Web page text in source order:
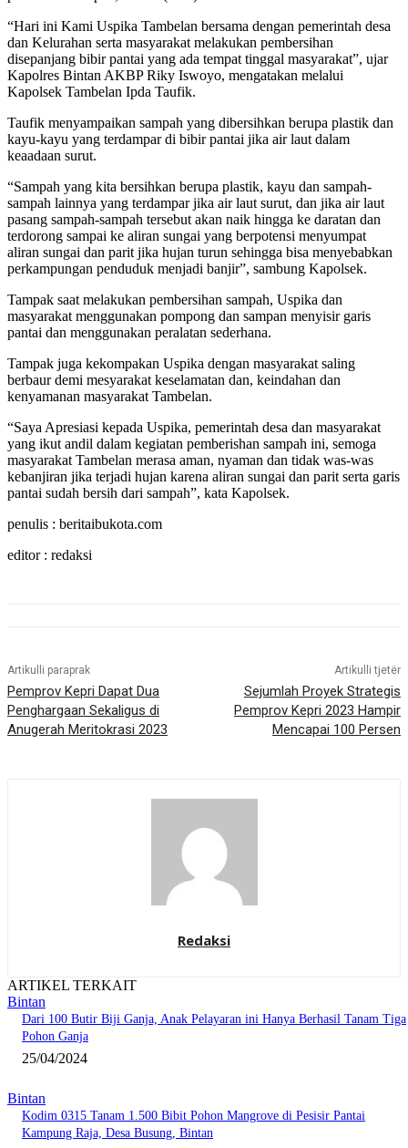
“Hari ini Kami Uspika Tambelan bersama dengan pemerintah desa
dan Kelurahan serta masyarakat melakukan pembersihan
disepanjang bibir pantai yang ada tempat tinggal masyarakat”, ujar
Kapolres Bintan AKBP Riky Iswoyo, mengatakan melalui
Kapolsek Tambelan Ipda Taufik.
Taufik menyampaikan sampah yang dibersihkan berupa plastik dan
kayu-kayu yang terdampar di bibir pantai jika air laut dalam
keaadaan surut.
“Sampah yang kita bersihkan berupa plastik, kayu dan sampah-
sampah lainnya yang terdampar jika air laut surut, dan jika air laut
pasang sampah-sampah tersebut akan naik hingga ke daratan dan
terdorong sampai ke aliran sungai yang berpotensi menyumpat
aliran sungai dan parit jika hujan turun sehingga bisa menyebabkan
perkampungan penduduk menjadi banjir”, sambung Kapolsek.
Tampak saat melakukan pembersihan sampah, Uspika dan
masyarakat menggunakan pompong dan sampan menyisir garis
pantai dan menggunakan peralatan sederhana.
Tampak juga kekompakan Uspika dengan masyarakat saling
berbaur demi mesyarakat keselamatan dan, keindahan dan
kenyamanan masyarakat Tambelan.
“Saya Apresiasi kepada Uspika, pemerintah desa dan masyarakat
yang ikut andil dalam kegiatan pemberishan sampah ini, semoga
masyarakat Tambelan merasa aman, nyaman dan tidak was-was
kebanjiran jika terjadi hujan karena aliran sungai dan parit serta garis
pantai sudah bersih dari sampah”, kata Kapolsek.
penulis : beritaibukota.com
editor : redaksi
Artikulli paraprak
Pemprov Kepri Dapat Dua
Penghargaan Sekaligus di
Anugerah Meritokrasi 2023
Artikulli tjetër
Sejumlah Proyek Strategis
Pemprov Kepri 2023 Hampir
Mencapai 100 Persen
Redaksi
ARTIKEL TERKAIT
Bintan
Dari 100 Butir Biji Ganja, Anak Pelayaran ini Hanya Berhasil Tanam Tiga
Pohon Ganja
25/04/2024
Bintan
Kodim 0315 Tanam 1.500 Bibit Pohon Mangrove di Pesisir Pantai
Kampung Raja, Desa Busung, Bintan